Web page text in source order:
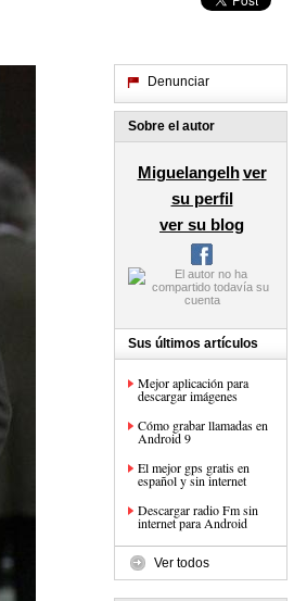
Denunciar
Sobre el autor
Miguelangelh ver
su perfil
ver su blog
Sus últimos artículos
Mejor aplicación para
descargar imágenes
Cómo grabar llamadas en
Android 9
El mejor gps gratis en
español y sin internet
Descargar radio Fm sin
internet para Android
Ver todos